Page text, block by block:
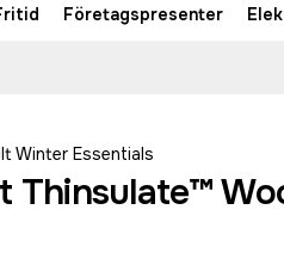
Företagspresenter
Winter Essentials
Thinsulate™